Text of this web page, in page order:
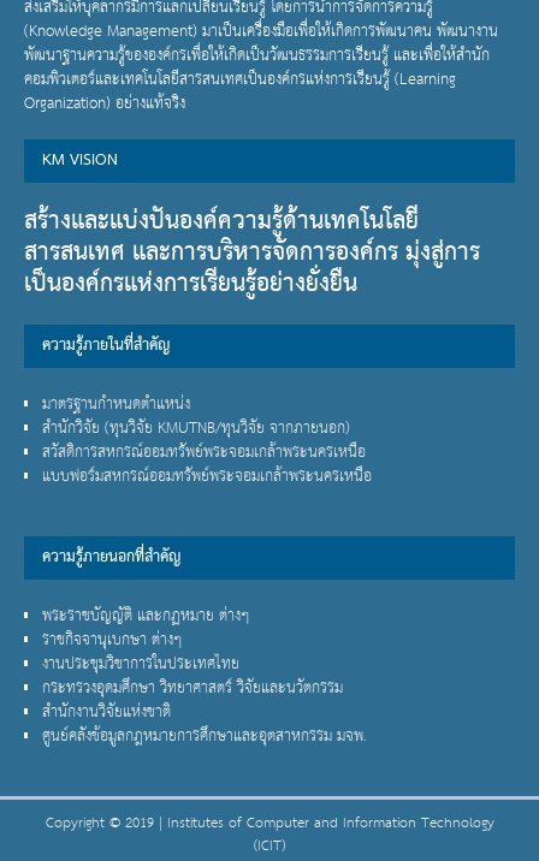
ส่งเสริมให้บุคลากรมีการแลกเปลี่ยนเรียนรู้ โดยการนำการจัดการความรู้
(Knowledge Management) มาเป็นเครื่องมือเพื่อให้เกิดการพัฒนาคน พัฒนางาน
พัฒนาฐานความรู้ขององค์กรเพื่อให้เกิดเป็นวัฒนธรรมการเรียนรู้ และเพื่อให้สำนัก
คอมพิวเตอร์และเทคโนโลยีสารสนเทศเป็นองค์กรแห่งการเรียนรู้ (Learning
Organization) อย่างแท้จริง
KM VISION
สร้างและแบ่งปันองค์ความรู้ด้านเทคโนโลยี
สารสนเทศ และการบริหารจัดการองค์กร มุ่งสู่การ
เป็นองค์กรแห่งการเรียนรู้อย่างยั่งยืน
ความรู้ภายในที่สำคัญ
มาตรฐานกำหนดตำแหน่ง
สำนักวิจัย (ทุนวิจัย KMUTNB/ทุนวิจัย จากภายนอก)
สวัสดิการสหกรณ์ออมทรัพย์พระจอมเกล้าพระนครเหนือ
แบบฟอร์มสหกรณ์ออมทรัพย์พระจอมเกล้าพระนครเหนือ
ความรู้ภายนอกที่สำคัญ
พระราชบัญญัติ และกฏหมาย ต่างๆ
ราชกิจจานุเบกษา ต่างๆ
งานประชุมวิชาการในประเทศไทย
กระทรวงอุดมศึกษา วิทยาศาสตร์ วิจัยและนวัตกรรม
สำนักงานวิจัยแห่งชาติ
ศูนย์คลังข้อมูลกฎหมายการศึกษาและอุตสาหกรรม มจพ.
Copyright © 2019 | Institutes of Computer and Information Technology
(ICIT)